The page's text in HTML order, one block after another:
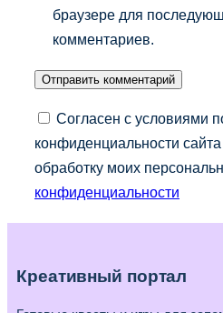
браузере для
комментариев.
Согласен с условиями
конфиденциальности
обработку моих
конфиденциальности
Креативный портал